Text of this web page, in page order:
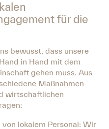
für die
bewusst, dass unsere
in Hand mit dem
gehen muss. Aus
Maßnahmen
wirtschaftlichen
lokalem Personal: Wir